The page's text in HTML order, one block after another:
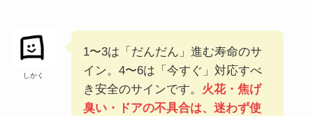
しかく
1〜3は「だんだん」進む寿命のサ
イン。4〜6は「今すぐ」対応すべ
き安全のサインです。 火花・焦げ
臭い・ドアの不具合は、迷わず使